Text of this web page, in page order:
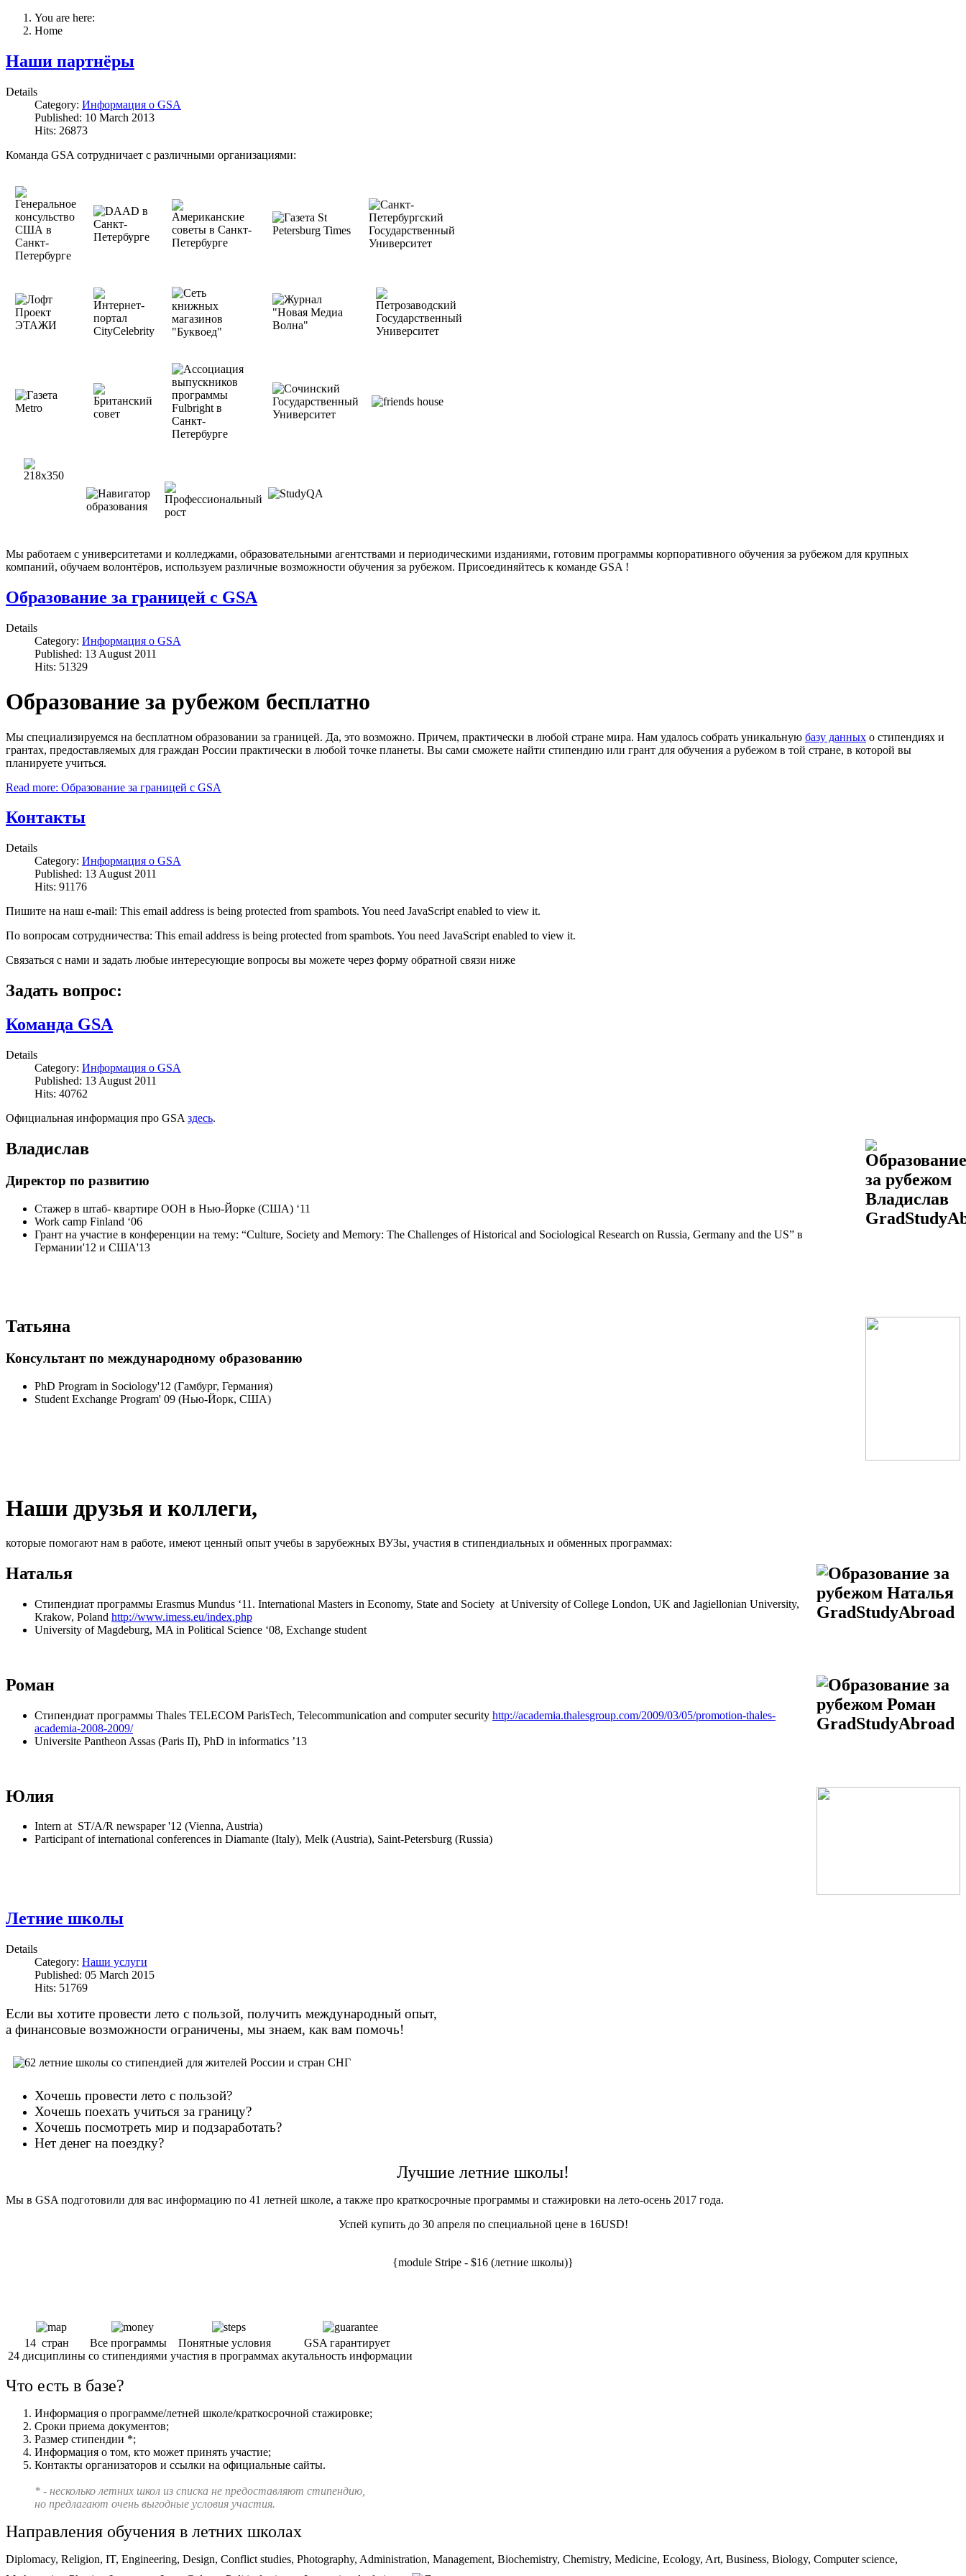
You are here:
Home
Наши партнёры
Details
Category: Информация о GSA
Published: 10 March 2013
Hits: 26873
Команда GSA сотрудничает с различными организациями:
Мы работаем с университетами и колледжами, образовательными агентствами и периодическими изданиями, готовим программы корпоративного обучения за рубежом для крупных
компаний, обучаем волонтёров, используем различные возможности обучения за рубежом. Присоединяйтесь к команде GSA !
Образование за границей с GSA
Details
Category: Информация о GSA
Published: 13 August 2011
Hits: 51329
Образование за рубежом бесплатно
Мы специализируемся на бесплатном образовании за границей. Да, это возможно. Причем, практически в любой стране мира. Нам удалось собрать уникальную базу данных о стипендиях и
грантах, предоставляемых для граждан России практически в любой точке планеты. Вы сами сможете найти стипендию или грант для обучения а рубежом в той стране, в которой вы
планируете учиться.
Read more: Образование за границей с GSA
Контакты
Details
Category: Информация о GSA
Published: 13 August 2011
Hits: 91176
Пишите на наш e-mail: This email address is being protected from spambots. You need JavaScript enabled to view it.
По вопросам сотрудничества: This email address is being protected from spambots. You need JavaScript enabled to view it.
Связаться с нами и задать любые интересующие вопросы вы можете через форму обратной связи ниже
Задать вопрос:
Команда GSA
Details
Category: Информация о GSA
Published: 13 August 2011
Hits: 40762
Официальная информация про GSA здесь.
Владислав
Директор по развитию
Стажер в штаб- квартире ООН в Нью-Йорке (США) ‘11
Work camp Finland ‘06
Грант на участие в конференции на тему: “Culture, Society and Memory: The Challenges of Historical and Sociological Research on Russia, Germany and the US” в
Германии'12 и США'13
Татьяна
Консультант по международному образованию
PhD Program in Sociology'12 (Гамбург, Германия)
Student Exchange Program' 09 (Нью-Йорк, США)
Наши друзья и коллеги,
которые помогают нам в работе, имеют ценный опыт учебы в зарубежных ВУЗы, участия в стипендиальных и обменных программах:
Наталья
Стипендиат программы Erasmus Mundus ‘11. International Masters in Economy, State and Society at University of College London, UK and Jagiellonian University,
Krakow, Poland http://www.imess.eu/index.php
University of Magdeburg, MA in Political Science ‘08, Exchange student
Роман
Стипендиат программы Thales TELECOM ParisTech, Telecommunication and computer security http://academia.thalesgroup.com/2009/03/05/promotion-thales-
academia-2008-2009/
Universite Pantheon Assas (Paris II), PhD in informatics ’13
Юлия
Intern at ST/A/R newspaper '12 (Vienna, Austria)
Participant of international conferences in Diamante (Italy), Melk (Austria), Saint-Petersburg (Russia)
Летние школы
Details
Category: Наши услуги
Published: 05 March 2015
Hits: 51769
Если вы хотите провести лето с пользой, получить международный опыт,
а финансовые возможности ограничены, мы знаем, как вам помочь!
Хочешь провести лето с пользой?
Хочешь поехать учиться за границу?
Хочешь посмотреть мир и подзаработать?
Нет денег на поездку?
Лучшие летние школы!
Мы в GSA подготовили для вас информацию по 41 летней школе, а также про краткосрочные программы и стажировки на лето-осень 2017 года.
Успей купить до 30 апреля по специальной цене в 16USD!
{module Stripe - $16 (летние школы)}
14 стран
24 дисциплины
Все программы
со стипендиями
Понятные условия
участия в программах
GSA гарантирует
акутальность информации
Что есть в базе?
Информация о программе/летней школе/краткосрочной стажировке;
Сроки приема документов;
Размер стипендии *;
Информация о том, кто может принять участие;
Контакты организаторов и ссылки на официальные сайты.
* - несколько летних школ из списка не предоставляют стипендию,
но предлагают очень выгодные условия участия.
Направления обучения в летних школах
Diplomacy, Religion, IT, Engineering, Design, Conflict studies, Photography, Administration, Management, Biochemistry, Chemistry, Medicine, Ecology, Art, Business, Biology, Computer science,